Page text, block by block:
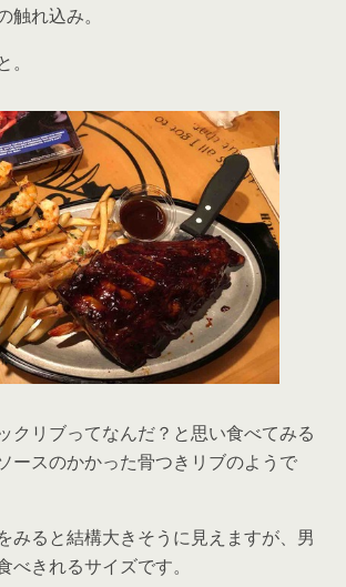
触れ込み。
クリブってなんだ？と思い食べてみる
ースのかかった骨つきリブのようで
みると結構大きそうに見えますが、男
べきれるサイズです。